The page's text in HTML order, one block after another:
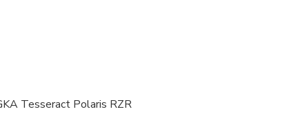
Tesseract Polaris RZR